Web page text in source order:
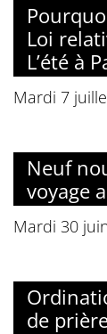
Loi
L’été à
Mardi 7
Neuf
voyage
Mardi 30
de